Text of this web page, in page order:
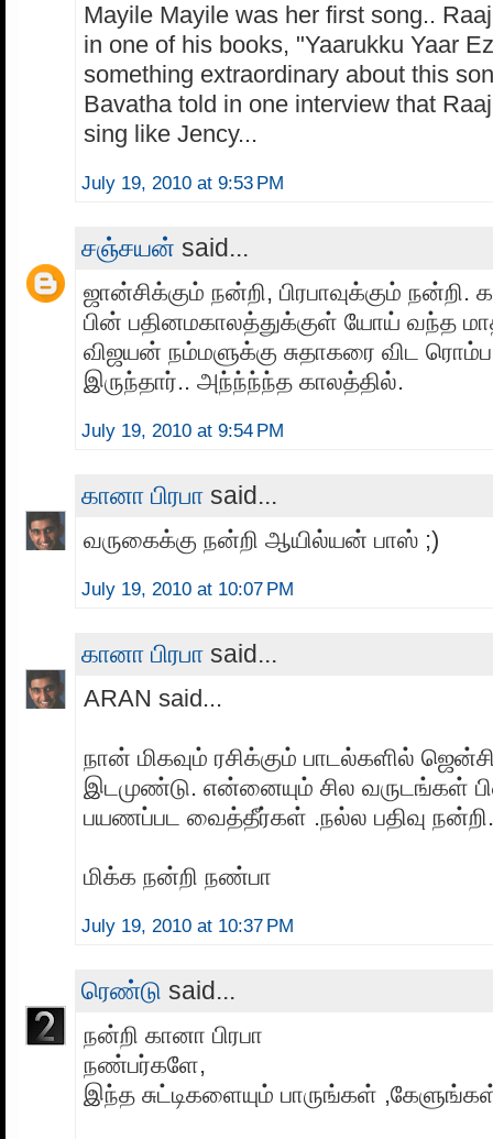
Mayile Mayile was her first song..
in one of his books, "Yaarukku Yaar
something extraordinary about this
Bavatha told in one interview that
sing like Jency...
July 19, 2010 at 9:53 PM
சஞ்சயன் said...
ஜான்சிக்கும் நன்றி, பிரபாவுக்கும்
பின் பதினமகாலத்துக்குள் யோய் வந்த
விஜயன் நம்மளுக்கு சுதாகரை விட
இருந்தார்.. அந்ந்ந்ந்த காலத்தில்.
July 19, 2010 at 9:54 PM
கானா பிரபா said...
வருகைக்கு நன்றி ஆயில்யன் பாஸ் ;)
July 19, 2010 at 10:07 PM
கானா பிரபா said...
ARAN said...
நான் மிகவும் ரசிக்கும் பாடல்களில்
இடமுண்டு. என்னையும் சில வருடங்கள்
பயணப்பட வைத்தீர்கள் .நல்ல பதிவு
மிக்க நன்றி நண்பா
July 19, 2010 at 10:37 PM
ரெண்டு said...
நன்றி கானா பிரபா
நண்பர்களே,
இந்த சுட்டிகளையும் பாருங்கள்